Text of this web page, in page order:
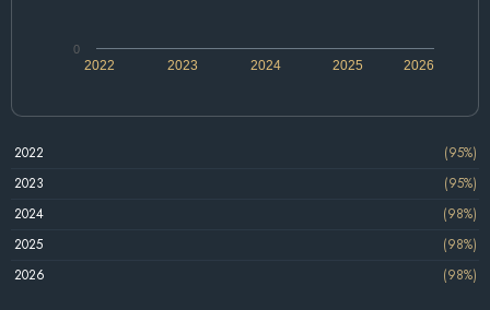
2022 2024 2026
2023 2025
0
2022
(95%)
2023
(95%)
2024
(98%)
2025
(98%)
2026
(98%)